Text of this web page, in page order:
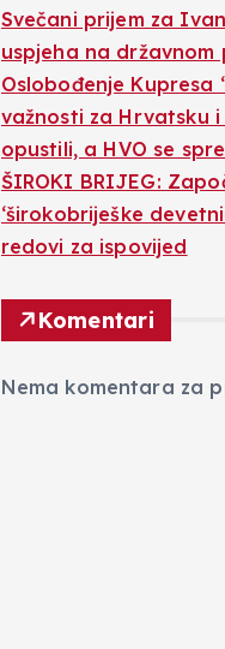
Svečani prijem za
uspjeha na državnom
Oslobođenje Kupresa
važnosti za Hrvatsku i
opustili, a HVO se
ŠIROKI BRIJEG:
‘širokobriješke
redovi za ispovijed
Komentari
Nema komentara za